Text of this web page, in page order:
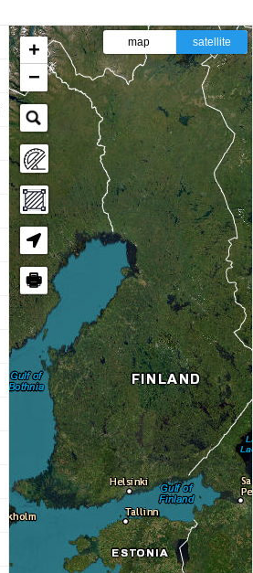
+
−
🖶
map satellite